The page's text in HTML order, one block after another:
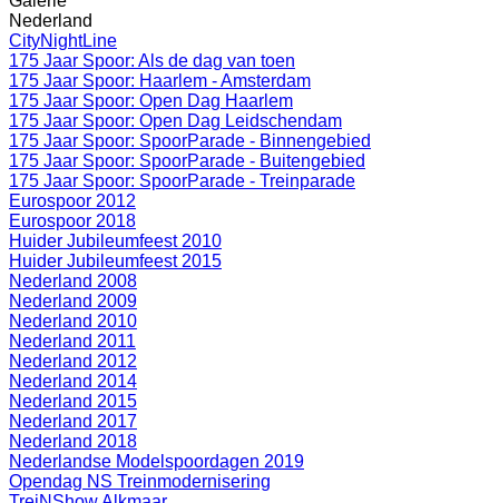
Nederland
CityNightLine
175 Jaar Spoor: Als de dag van toen
175 Jaar Spoor: Haarlem - Amsterdam
175 Jaar Spoor: Open Dag Haarlem
175 Jaar Spoor: Open Dag Leidschendam
175 Jaar Spoor: SpoorParade - Binnengebied
175 Jaar Spoor: SpoorParade - Buitengebied
175 Jaar Spoor: SpoorParade - Treinparade
Eurospoor 2012
Eurospoor 2018
Huider Jubileumfeest 2010
Huider Jubileumfeest 2015
Nederland 2008
Nederland 2009
Nederland 2010
Nederland 2011
Nederland 2012
Nederland 2014
Nederland 2015
Nederland 2017
Nederland 2018
Nederlandse Modelspoordagen 2019
Opendag NS Treinmodernisering